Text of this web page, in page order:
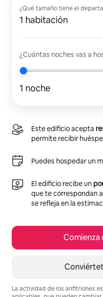
¿Qué tamaño tiene el
1 habitación
¿Cuántas noches vas a
1 noche
Este edificio acepta
permite recibir
Puedes hospedar un
El edificio recibe un
que te correspondan
se refleja en la
La actividad de los anfitriones